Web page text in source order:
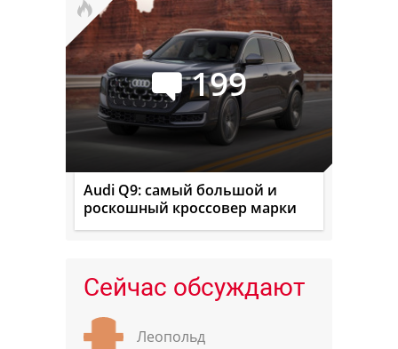
199
Audi Q9: самый большой и
роскошный кроссовер марки
Сейчас обсуждают
Леопольд